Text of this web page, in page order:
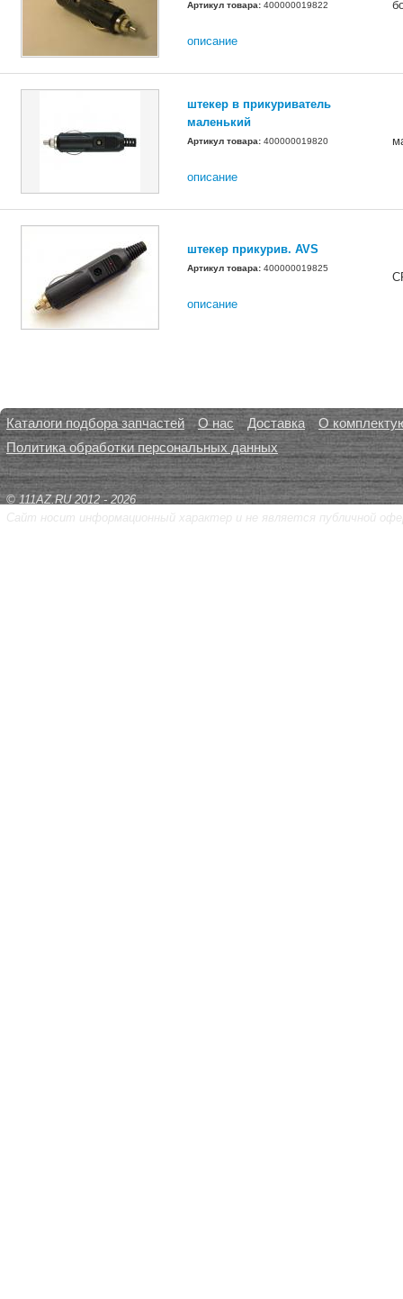
Артикул товара: 400000019822
описание
штекер в прикуриватель
маленький
Артикул товара: 400000019820
описание
штекер прикурив. AVS
Артикул товара: 400000019825
описание
Каталоги подбора запчастей О нас Доставка
О
Политика обработки персональных данных
© 111AZ.RU 2012 - 2026
Сайт носит информационный характер и не является публичной